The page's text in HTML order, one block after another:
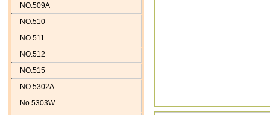
NO.509A
NO.510
NO.511
NO.512
NO.515
NO.5302A
No.5303W